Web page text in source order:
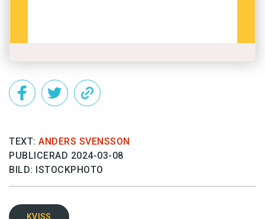
TEXT: ANDERS SVENSSON
PUBLICERAD 2024-03-08
BILD: ISTOCKPHOTO
KVISS